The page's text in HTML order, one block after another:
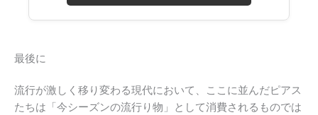
最後に
流行が激しく移り変わる現代において、ここに並んだピアス
たちは「今シーズンの流行り物」として消費されるものでは